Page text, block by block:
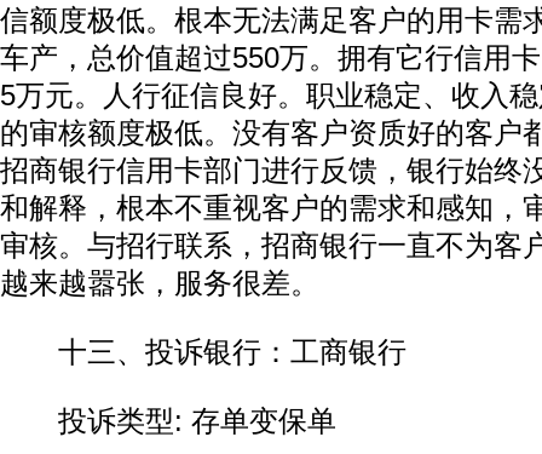
信额度极低。根本无法满足客户的用卡需
车产，总价值超过550万。拥有它行信用
5万元。人行征信良好。职业稳定、收入
的审核额度极低。没有客户资质好的客户
招商银行信用卡部门进行反馈，银行始终
和解释，根本不重视客户的需求和感知，
审核。与招行联系，招商银行一直不为客
越来越嚣张，服务很差。
十三、投诉银行：工商银行
投诉类型: 存单变保单